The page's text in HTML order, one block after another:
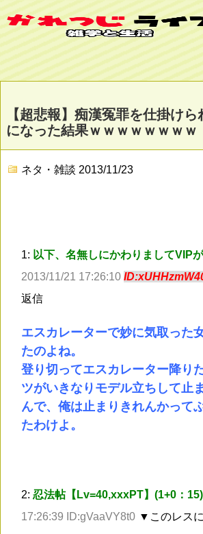
【超悲報】痴漢冤罪を仕掛けら
になった結果ｗｗｗｗｗｗｗｗ
ネタ・雑談 2013/11/23
1: 以下、名無しにかわりましてVIP
2013/11/21 17:26:10
返信
エスカレーターで妙に気取った
たのよね。
登り切ってエスカレーター降り
ツがいきなりモデル立ちして止
んで、俺は止まりきれんかって
たわけよ。
2: 忍法帖【Lv=40,xxxPT】(1+0：15)
17:26:39 ID:gVaaVY8t0 ▼このレス